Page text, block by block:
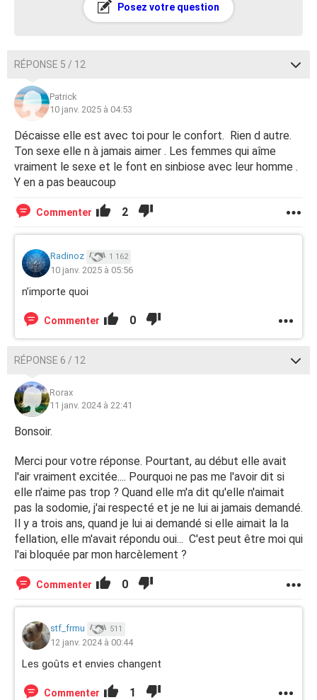
Posez votre question
RÉPONSE 5 / 12
Patrick
10 janv. 2025 à 04:53
Décaisse elle est avec toi pour le confort. Rien d autre.
Ton sexe elle n à jamais aimer . Les femmes qui aîme
vraiment le sexe et le font en sinbiose avec leur homme .
Y en a pas beaucoup
Commenter 2
Radinoz 1 162
10 janv. 2025 à 05:56
n’importe quoi
Commenter 0
RÉPONSE 6 / 12
Rorax
11 janv. 2024 à 22:41
Bonsoir.
Merci pour votre réponse. Pourtant, au début elle avait
l'air vraiment excitée.... Pourquoi ne pas me l'avoir dit si
elle n'aime pas trop ? Quand elle m'a dit qu'elle n'aimait
pas la sodomie, j'ai respecté et je ne lui ai jamais demandé.
Il y a trois ans, quand je lui ai demandé si elle aimait la la
fellation, elle m'avait répondu oui... C'est peut être moi qui
l'ai bloquée par mon harcèlement ?
Commenter 0
stf_frmu 511
12 janv. 2024 à 00:44
Les goûts et envies changent
Commenter 1